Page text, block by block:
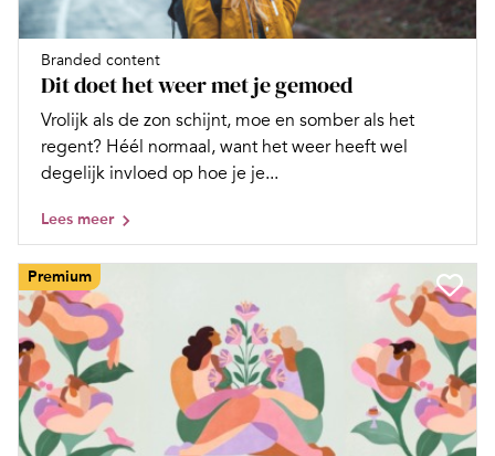
Branded content
Dit doet het weer met je gemoed
Vrolijk als de zon schijnt, moe en somber als het
regent? Héél normaal, want het weer heeft wel
degelijk invloed op hoe je je...
Lees meer
Premium